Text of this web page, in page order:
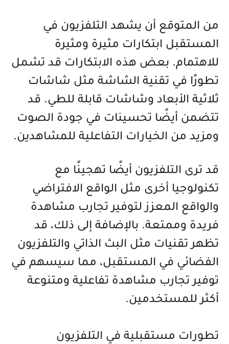
من المتوقع أن يشهد التلفزيون في
المستقبل ابتكارات مثيرة ومثيرة
للاهتمام. بعض هذه الابتكارات قد تشمل
تطورًا في تقنية الشاشة مثل شاشات
ثلاثية الأبعاد وشاشات قابلة للطي. قد
تتضمن أيضًا تحسينات في جودة الصوت
ومزيد من الخيارات التفاعلية للمشاهدين.
قد ترى التلفزيون أيضًا تهجينًا مع
تكنولوجيا أخرى مثل الواقع الافتراضي
والواقع المعزز لتوفير تجارب مشاهدة
فريدة وممتعة. بالإضافة إلى ذلك، قد
تظهر تقنيات مثل البث الذاتي والتلفزيون
الفضائي في المستقبل، مما سيسهم في
توفير تجارب مشاهدة تفاعلية ومتنوعة
أكثر للمستخدمين.
تطورات مستقبلية في التلفزيون